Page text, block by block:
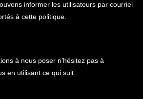
informer les utilisateurs par courriel
à cette politique.
à nous poser n’hésitez pas à
en utilisant ce qui suit :